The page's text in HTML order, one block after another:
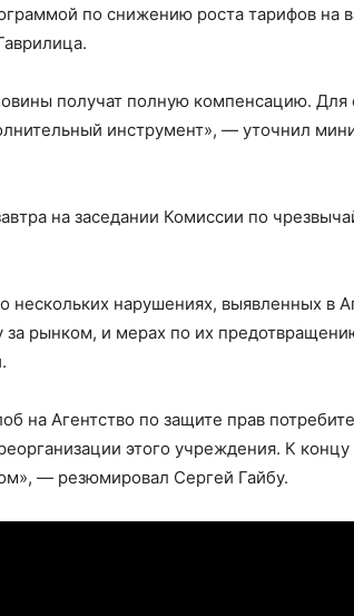
по снижению роста тарифов на
получат полную компенсацию.
инструмент», — уточнил
на заседании Комиссии по
нескольких нарушениях, выявленных в
за рынком, и мерах по их
на Агентство по защите прав
этого учреждения. К концу
— резюмировал Сергей Гайбу.